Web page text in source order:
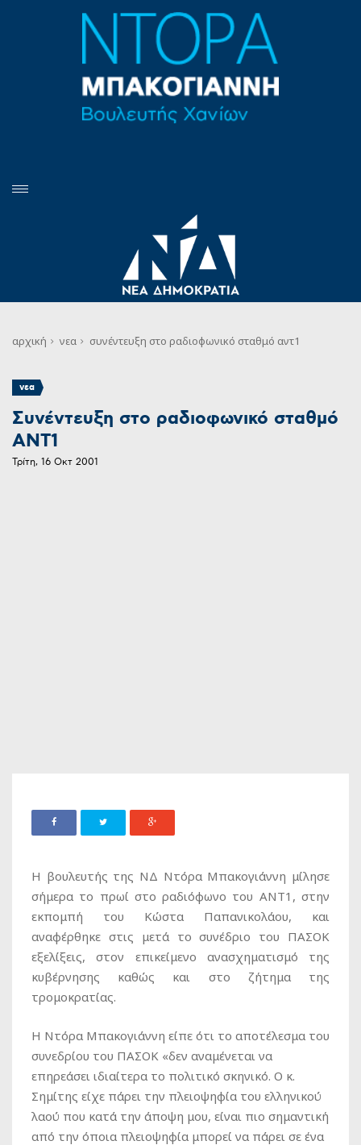
αρχική νεα συνέντευξη στο ραδιοφωνικό σταθμό αντ1
νεα
Συνέντευξη στο ραδιοφωνικό σταθμό
ΑΝΤ1
Τρίτη, 16 Οκτ 2001
Η βουλευτής της ΝΔ Ντόρα Μπακογιάννη μίλησε
σήμερα το πρωί στο ραδιόφωνο του ΑΝΤ1, στην
εκπομπή του Κώστα Παπανικολάου, και
αναφέρθηκε στις μετά το συνέδριο του ΠΑΣΟΚ
εξελίξεις, στον επικείμενο ανασχηματισμό της
κυβέρνησης καθώς και στο ζήτημα της
τρομοκρατίας.
Η Ντόρα Μπακογιάννη είπε ότι το αποτέλεσμα του
συνεδρίου του ΠΑΣΟΚ «δεν αναμένεται να
επηρεάσει ιδιαίτερα το πολιτικό σκηνικό. Ο κ.
Σημίτης είχε πάρει την πλειοψηφία του ελληνικού
λαού που κατά την άποψη μου, είναι πιο σημαντική
από την όποια πλειοψηφία μπορεί να πάρει σε ένα